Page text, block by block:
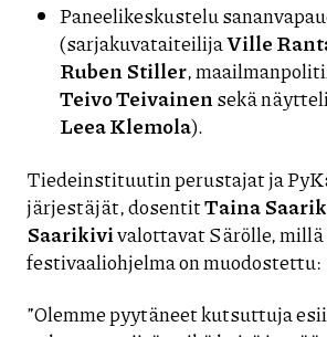
Paneelikeskustelu
(sarjakuvataiteilijaVille
Ruben Stiller,
Teivo Teivainensekä
Leea Klemola).
Tiedeinstituutin perustajat ja
järjestäjät, dosentitTaina
Saarikivivalottavat Särölle,
festivaaliohjelma on muodostettu:
”Olemme pyytäneet kutsuttuja